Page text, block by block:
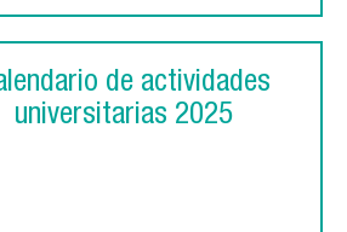
de actividades
universitarias 2025